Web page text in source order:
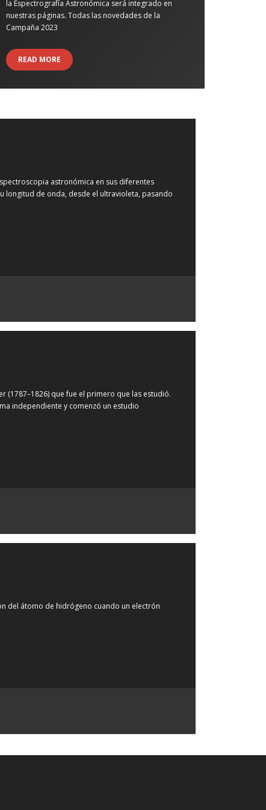
la Espectrografía Astronómica será integrado en
nuestras páginas. Todas las novedades de la
Campaña 2023
READ MORE
astronómica en sus diferentes
longitud de onda, desde el ultravioleta, pasando
(1787–1826) que fue el primero que las estudió.
independiente y comenzó un estudio
del átomo de hidrógeno cuando un electrón